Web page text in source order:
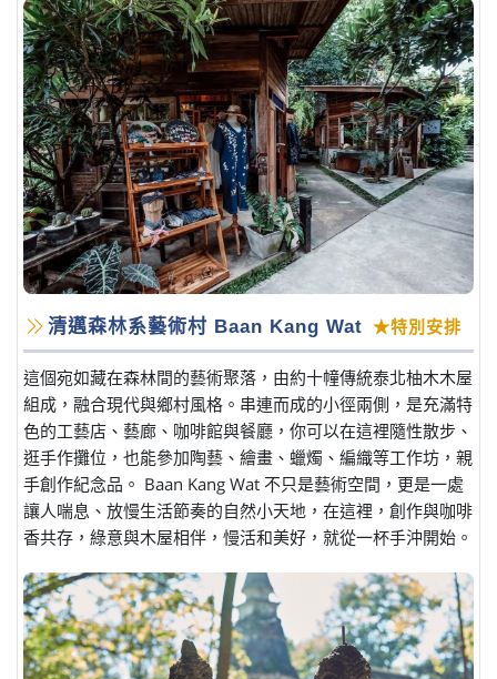
清邁森林系藝術村 Baan Kang Wat ★特別安排
這個宛如藏在森林間的藝術聚落，由約十幢傳統泰北柚木木屋
組成，融合現代與鄉村風格。串連而成的小徑兩側，是充滿特
色的工藝店、藝廊、咖啡館與餐廳，你可以在這裡隨性散步、
逛手作攤位，也能參加陶藝、繪畫、蠟燭、編織等工作坊，親
手創作紀念品。 Baan Kang Wat 不只是藝術空間，更是一處
讓人喘息、放慢生活節奏的自然小天地，在這裡，創作與咖啡
香共存，綠意與木屋相伴，慢活和美好，就從一杯手沖開始。